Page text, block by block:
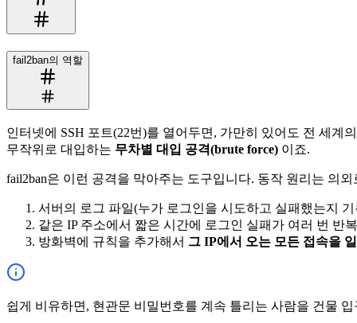
fail2ban의 역할
인터넷에 SSH 포트(22번)를 열어두면, 가만히 있어도 전 세
무작위로 대입하는 무차별 대입 공격(brute force) 이죠.
fail2ban은 이런 공격을 막아주는 도구입니다. 동작 원리는 의
서버의 로그 파일(누가 로그인을 시도하고 실패했는지
같은 IP 주소에서 짧은 시간에 로그인 실패가 여러 번 반
방화벽에 규칙을 추가해서 그 IP에서 오는 모든 접속을
쉽게 비유하면, 현관문 비밀번호를 계속 틀리는 사람을 건물